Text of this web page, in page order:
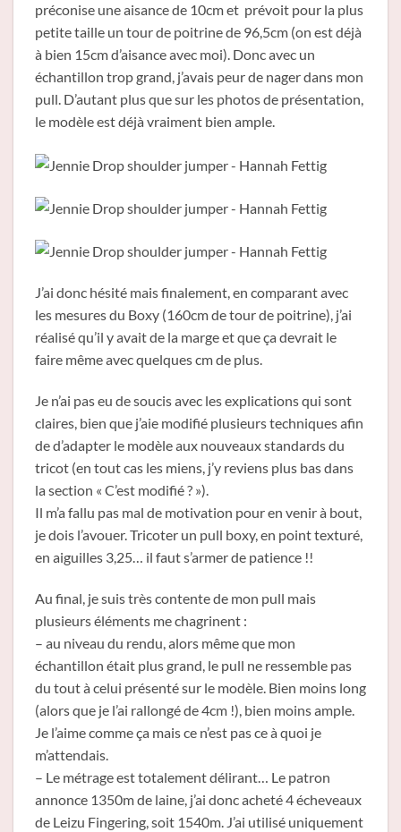
préconise une aisance de 10cm et prévoit pour la plus
petite taille un tour de poitrine de 96,5cm (on est déjà
à bien 15cm d’aisance avec moi). Donc avec un
échantillon trop grand, j’avais peur de nager dans mon
pull. D’autant plus que sur les photos de présentation,
le modèle est déjà vraiment bien ample.
J’ai donc hésité mais finalement, en comparant avec
les mesures du Boxy (160cm de tour de poitrine), j’ai
réalisé qu’il y avait de la marge et que ça devrait le
faire même avec quelques cm de plus.
Je n’ai pas eu de soucis avec les explications qui sont
claires, bien que j’aie modifié plusieurs techniques afin
de d’adapter le modèle aux nouveaux standards du
tricot (en tout cas les miens, j’y reviens plus bas dans
la section « C’est modifié ? »).
Il m’a fallu pas mal de motivation pour en venir à bout,
je dois l’avouer. Tricoter un pull boxy, en point texturé,
en aiguilles 3,25… il faut s’armer de patience !!
Au final, je suis très contente de mon pull mais
plusieurs éléments me chagrinent :
– au niveau du rendu, alors même que mon
échantillon était plus grand, le pull ne ressemble pas
du tout à celui présenté sur le modèle. Bien moins long
(alors que je l’ai rallongé de 4cm !), bien moins ample.
Je l’aime comme ça mais ce n’est pas ce à quoi je
m’attendais.
– Le métrage est totalement délirant… Le patron
annonce 1350m de laine, j’ai donc acheté 4 écheveaux
de Leizu Fingering, soit 1540m. J’ai utilisé uniquement